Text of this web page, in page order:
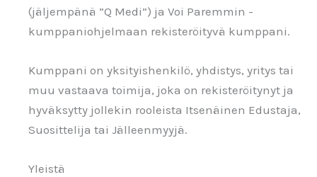
(jäljempänä ”Q Medi”) ja Voi Paremmin -
kumppaniohjelmaan rekisteröityvä kumppani.
Kumppani on yksityishenkilö, yhdistys, yritys tai
muu vastaava toimija, joka on rekisteröitynyt ja
hyväksytty jollekin rooleista Itsenäinen Edustaja,
Suosittelija tai Jälleenmyyjä.
Yleistä